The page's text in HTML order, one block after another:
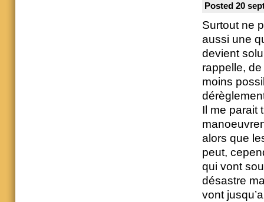
Posted 20
Surtout ne
aussi une
devient
rappelle,
moins
Il me parait
alors que
peut,
qui vont
désastre
vont